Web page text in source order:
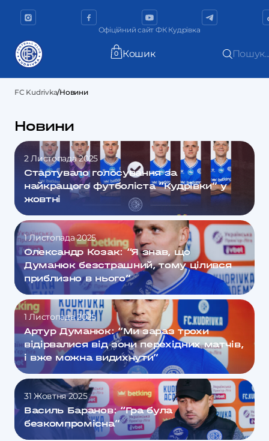
Офіційний сайт ФК Кудрівка
0 Кошик Пошук...
FC Kudrivka/Новини
Новини
2 Листопада 2025
Стартувало голосування за
найкращого футболіста “Кудрівки” у
жовтні
1 Листопада 2025
Олександр Козак: “Я знав, що
Думанюк безстрашний, тому цілився
приблизно в нього”
1 Листопада 2025
Артур Думанюк: “Ми зараз трохи
відірвалися від зони перехідних матчів,
і вже можна видихнути”
31 Жовтня 2025
Василь Баранов: “Гра була
безкомпромісна”